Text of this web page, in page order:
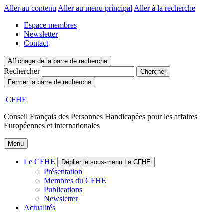
Aller au contenu Aller au menu principal Aller à la recherche
Espace membres
Newsletter
Contact
Affichage de la barre de recherche
Rechercher
Fermer la barre de recherche
CFHE
Conseil Français des Personnes Handicapées pour les affaires
Européennes et internationales
Menu
Le CFHE Déplier le sous-menu Le CFHE
Présentation
Membres du CFHE
Publications
Newsletter
Actualités